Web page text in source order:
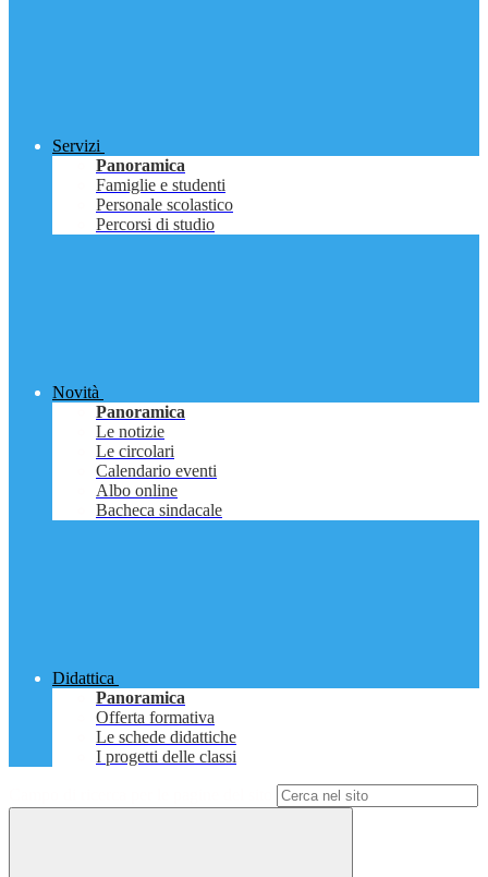
Servizi
Panoramica
Famiglie e studenti
Personale scolastico
Percorsi di studio
Novità
Panoramica
Le notizie
Le circolari
Calendario eventi
Albo online
Bacheca sindacale
Didattica
Panoramica
Offerta formativa
Le schede didattiche
I progetti delle classi